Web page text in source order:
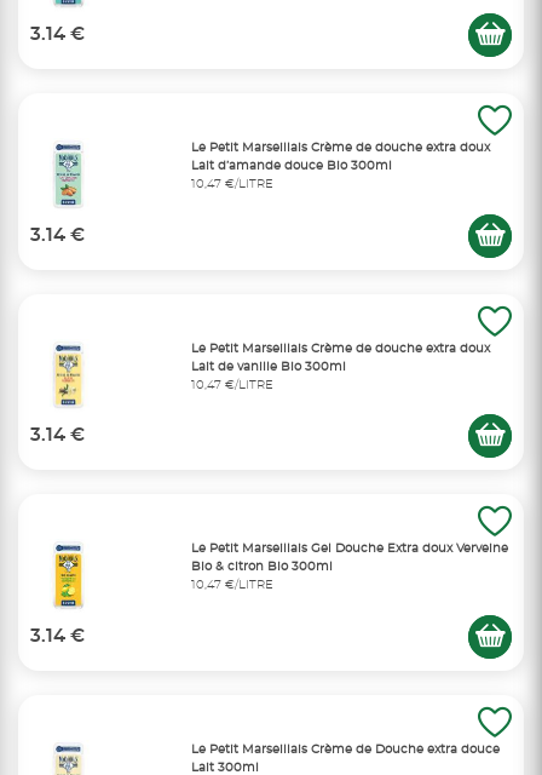
3.14 €
Le Petit Marseillais Crème de douche extra doux
Lait d’amande douce Bio 300ml
10,47 €/LITRE
3.14 €
Le Petit Marseillais Crème de douche extra doux
Lait de vanille Bio 300ml
10,47 €/LITRE
3.14 €
Le Petit Marseillais Gel Douche Extra doux Verveine
Bio & citron Bio 300ml
10,47 €/LITRE
3.14 €
Le Petit Marseillais Crème de Douche extra douce
Lait 300ml